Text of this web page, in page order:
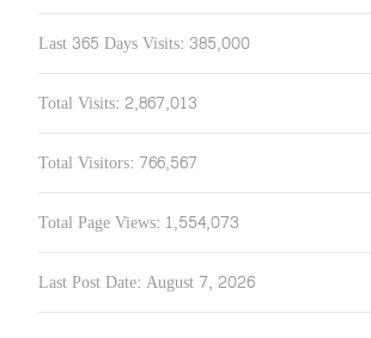
Last 365 Days Visits: 385,000
Total Visits: 2,867,013
Total Visitors: 766,567
Total Page Views: 1,554,073
Last Post Date: August 7, 2026